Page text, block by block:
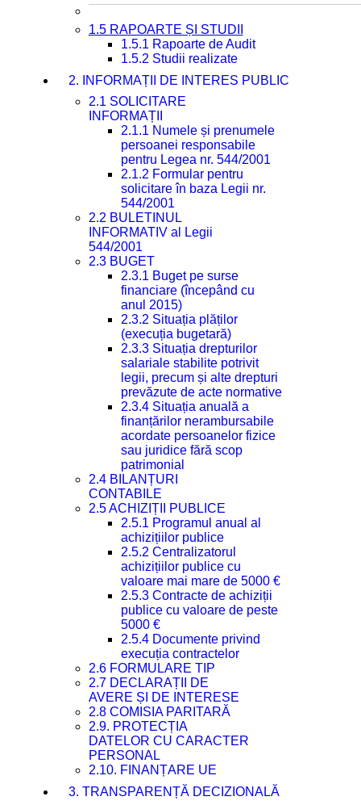
1.5 RAPOARTE ȘI STUDII
1.5.1 Rapoarte de Audit
1.5.2 Studii realizate
2. INFORMAȚII DE INTERES PUBLIC
2.1 SOLICITARE
INFORMAȚII
2.1.1 Numele și prenumele
persoanei responsabile
pentru Legea nr. 544/2001
2.1.2 Formular pentru
solicitare în baza Legii nr.
544/2001
2.2 BULETINUL
INFORMATIV al Legii
544/2001
2.3 BUGET
2.3.1 Buget pe surse
financiare (începând cu
anul 2015)
2.3.2 Situația plăților
(execuția bugetară)
2.3.3 Situația drepturilor
salariale stabilite potrivit
legii, precum și alte drepturi
prevăzute de acte normative
2.3.4 Situația anuală a
finanțărilor nerambursabile
acordate persoanelor fizice
sau juridice fără scop
patrimonial
2.4 BILANȚURI
CONTABILE
2.5 ACHIZIȚII PUBLICE
2.5.1 Programul anual al
achizițiilor publice
2.5.2 Centralizatorul
achizițiilor publice cu
valoare mai mare de 5000 €
2.5.3 Contracte de achiziții
publice cu valoare de peste
5000 €
2.5.4 Documente privind
execuția contractelor
2.6 FORMULARE TIP
2.7 DECLARAȚII DE
AVERE ȘI DE INTERESE
2.8 COMISIA PARITARĂ
2.9. PROTECȚIA
DATELOR CU CARACTER
PERSONAL
2.10. FINANȚARE UE
3. TRANSPARENȚĂ DECIZIONALĂ